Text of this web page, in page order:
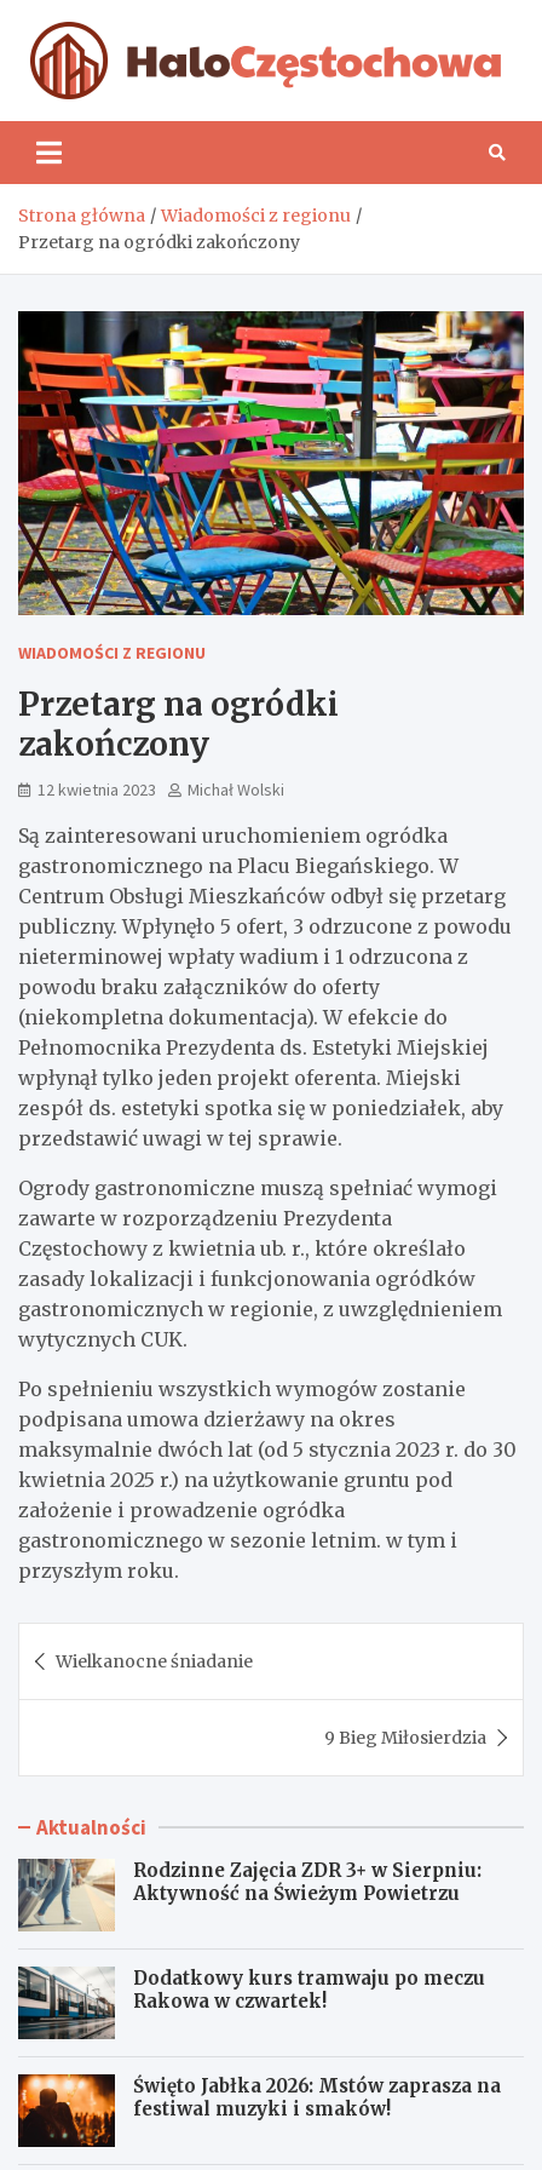
content
Strona główna
Wiadomości z regionu
Przetarg na ogródki zakończony
WIADOMOŚCI Z REGIONU
Przetarg na ogródki
zakończony
12 kwietnia 2023 Michał Wolski
Są zainteresowani uruchomieniem ogródka
gastronomicznego na Placu Biegańskiego. W
Centrum Obsługi Mieszkańców odbył się przetarg
publiczny. Wpłynęło 5 ofert, 3 odrzucone z powodu
nieterminowej wpłaty wadium i 1 odrzucona z
powodu braku załączników do oferty
(niekompletna dokumentacja). W efekcie do
Pełnomocnika Prezydenta ds. Estetyki Miejskiej
wpłynął tylko jeden projekt oferenta. Miejski
zespół ds. estetyki spotka się w poniedziałek, aby
przedstawić uwagi w tej sprawie.
Ogrody gastronomiczne muszą spełniać wymogi
zawarte w rozporządzeniu Prezydenta
Częstochowy z kwietnia ub. r., które określało
zasady lokalizacji i funkcjonowania ogródków
gastronomicznych w regionie, z uwzględnieniem
wytycznych CUK.
Po spełnieniu wszystkich wymogów zostanie
podpisana umowa dzierżawy na okres
maksymalnie dwóch lat (od 5 stycznia 2023 r. do 30
kwietnia 2025 r.) na użytkowanie gruntu pod
założenie i prowadzenie ogródka
gastronomicznego w sezonie letnim. w tym i
przyszłym roku.
wpisu
Wielkanocne śniadanie
9 Bieg Miłosierdzia
Aktualności
Rodzinne Zajęcia ZDR 3+ w Sierpniu:
Aktywność na Świeżym Powietrzu
Dodatkowy kurs tramwaju po meczu
Rakowa w czwartek!
Święto Jabłka 2026: Mstów zaprasza na
festiwal muzyki i smaków!